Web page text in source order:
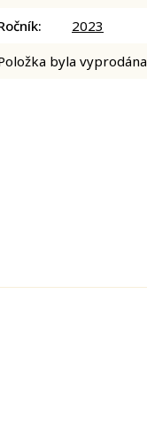
:
2023
byla